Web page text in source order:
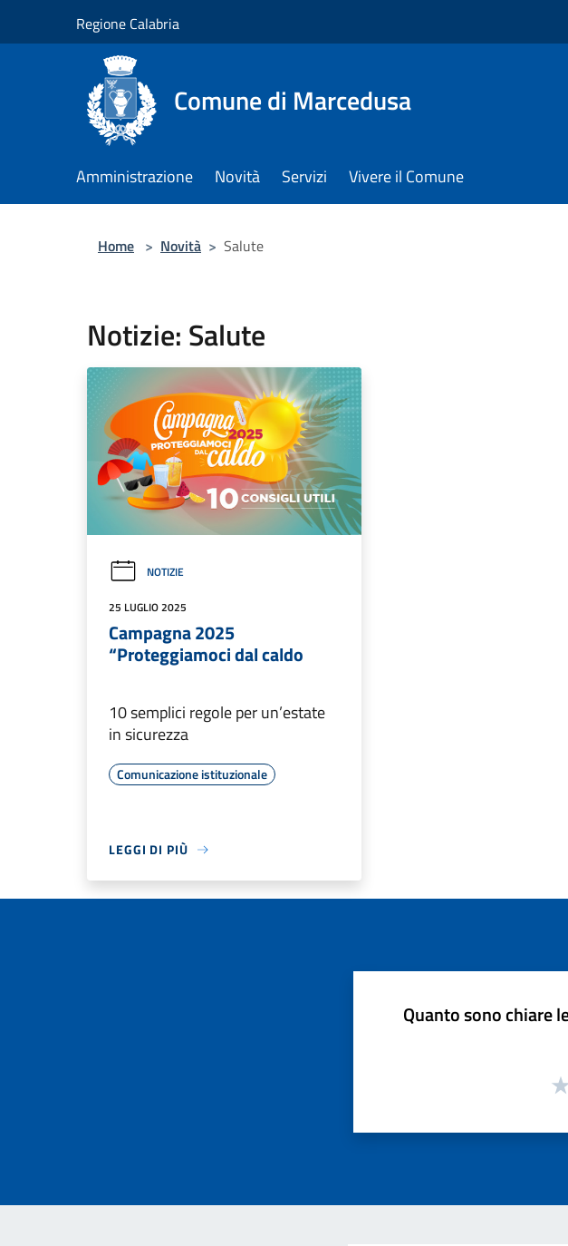
Regione Calabria
Comune di Marcedusa
Amministrazione Novità Servizi Vivere il Comune
Home > Novità > Salute
Notizie: Salute
NOTIZIE
25 LUGLIO 2025
Campagna 2025
“Proteggiamoci dal caldo
10 semplici regole per un’estate
in sicurezza
Comunicazione istituzionale
LEGGI DI PIÙ
Quanto sono chiare